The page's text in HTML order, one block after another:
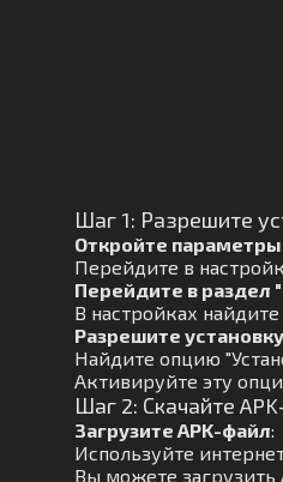
Шаг 1: Разрешите
Откройте параметры
Перейдите в
Перейдите в раздел
В настройках
Разрешите
Найдите опцию
Активируйте эту
Шаг 2: Скачайте
Загрузите APK-файл:
Используйте
Вы можете загрузить